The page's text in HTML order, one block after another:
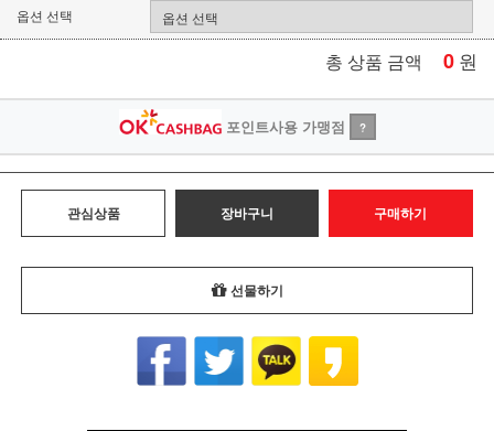
옵션 선택
총 상품 금액 0 원
포인트사용 가맹점 ?
관심상품 장바구니 구매하기
선물하기